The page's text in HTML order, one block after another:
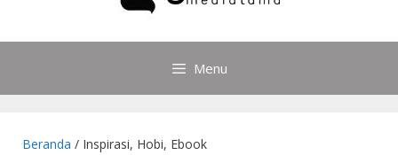
Menu
Beranda / Inspirasi, Hobi, Ebook